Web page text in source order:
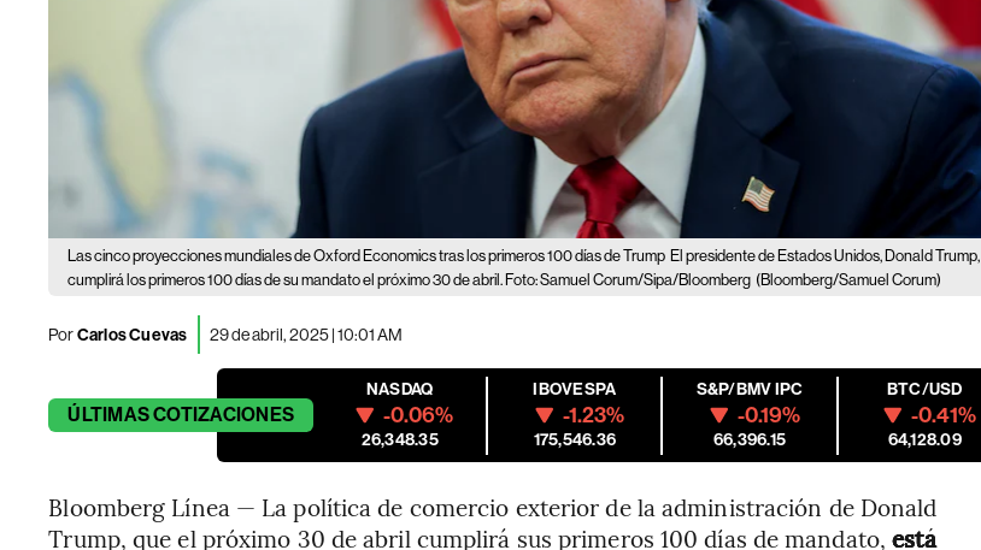
Las cinco proyecciones mundiales de Oxford Economics tras los primeros 100 días de Trump El presidente de Estados Unidos, Donald Trump,
cumplirá los primeros 100 días de su mandato el próximo 30 de abril. Foto: Samuel Corum/Sipa/Bloomberg (Bloomberg/Samuel Corum)
PorCarlos Cuevas 29 de abril, 2025 | 10:01 AM
ÚLTIMASCOTIZACIONES
NASDAQ
-0.06%
26,348.35
IBOVESPA
-1.23%
175,546.36
S&P/BMV IPC
-0.19%
66,396.15
BTC/USD
-0.41%
64,128.09
Bloomberg Línea — La política de comercio exterior de la administración de Donald
Trump, que el próximo 30 de abril cumplirá sus primeros 100 días de mandato,está